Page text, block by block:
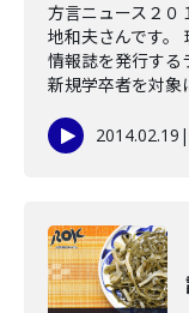
方言ニュース２０
地和夫さんです。
情報誌を発行する
新規学卒者を対象
2014.02.19 |